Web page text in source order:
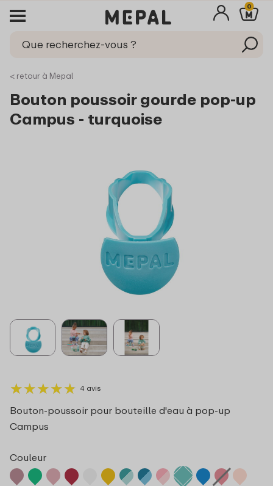
0
< retour à Mepal
Bouton poussoir gourde pop-up
Campus - turquoise
★★★★★
★★★★★ 4 avis
Bouton-poussoir pour bouteille d'eau à pop-up
Campus
Couleur